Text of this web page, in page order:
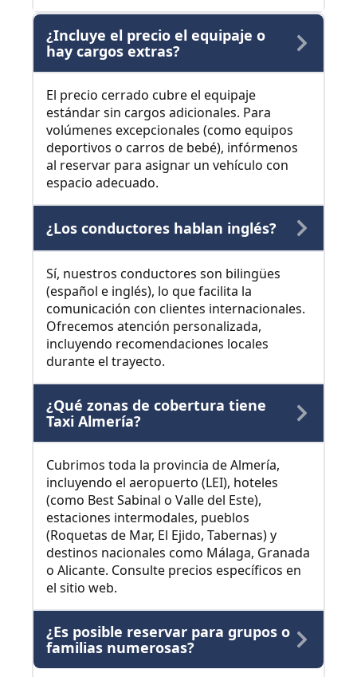
¿Incluye el precio el equipaje o
hay cargos extras?
El precio cerrado cubre el equipaje
estándar sin cargos adicionales. Para
volúmenes excepcionales (como equipos
deportivos o carros de bebé), infórmenos
al reservar para asignar un vehículo con
espacio adecuado.
¿Los conductores hablan inglés?
Sí, nuestros conductores son bilingües
(español e inglés), lo que facilita la
comunicación con clientes internacionales.
Ofrecemos atención personalizada,
incluyendo recomendaciones locales
durante el trayecto.
¿Qué zonas de cobertura tiene
Taxi Almería?
Cubrimos toda la provincia de Almería,
incluyendo el aeropuerto (LEI), hoteles
(como Best Sabinal o Valle del Este),
estaciones intermodales, pueblos
(Roquetas de Mar, El Ejido, Tabernas) y
destinos nacionales como Málaga, Granada
o Alicante. Consulte precios específicos en
el sitio web.
¿Es posible reservar para grupos o
familias numerosas?